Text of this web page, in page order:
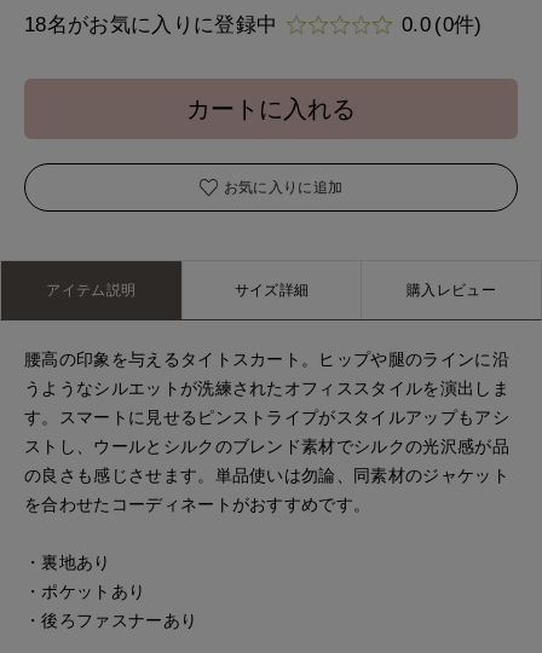
18名がお気に入りに登録中 0.0 (0件)
カートに入れる
お気に入りに追加
アイテム説明 サイズ詳細 購入レビュー
腰高の印象を与えるタイトスカート。ヒップや腿のラインに沿
うようなシルエットが洗練されたオフィススタイルを演出しま
す。スマートに見せるピンストライプがスタイルアップもアシ
ストし、ウールとシルクのブレンド素材でシルクの光沢感が品
の良さも感じさせます。単品使いは勿論、同素材のジャケット
を合わせたコーディネートがおすすめです。
・裏地あり
・ポケットあり
・後ろファスナーあり